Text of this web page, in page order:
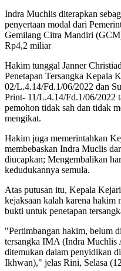
Indra Muchlis diterapkan
penyertaan modal dari
Gemilang Citra Mandiri
Rp4,2 miliar
Hakim tunggal Janner
Penetapan Tersangka Kepala
02/L.4.14/Fd.1/06/2022 dan
Print- 11/L.4.14/Fd.1/06/2022
pemohon tidak sah dan tidak
mengikat.
Hakim juga memerintahkan
membebaskan Indra Muclis
diucapkan; Mengembalikan
kedudukannya semula.
Atas putusan itu, Kepala
kejaksaan kalah karena hakim
bukti untuk penetapan
"Pertimbangan hakim, belum
tersangka IMA (Indra Muchlis
ditemukan dalam penyidikan
Ikhwan)," jelas Rini, Selasa